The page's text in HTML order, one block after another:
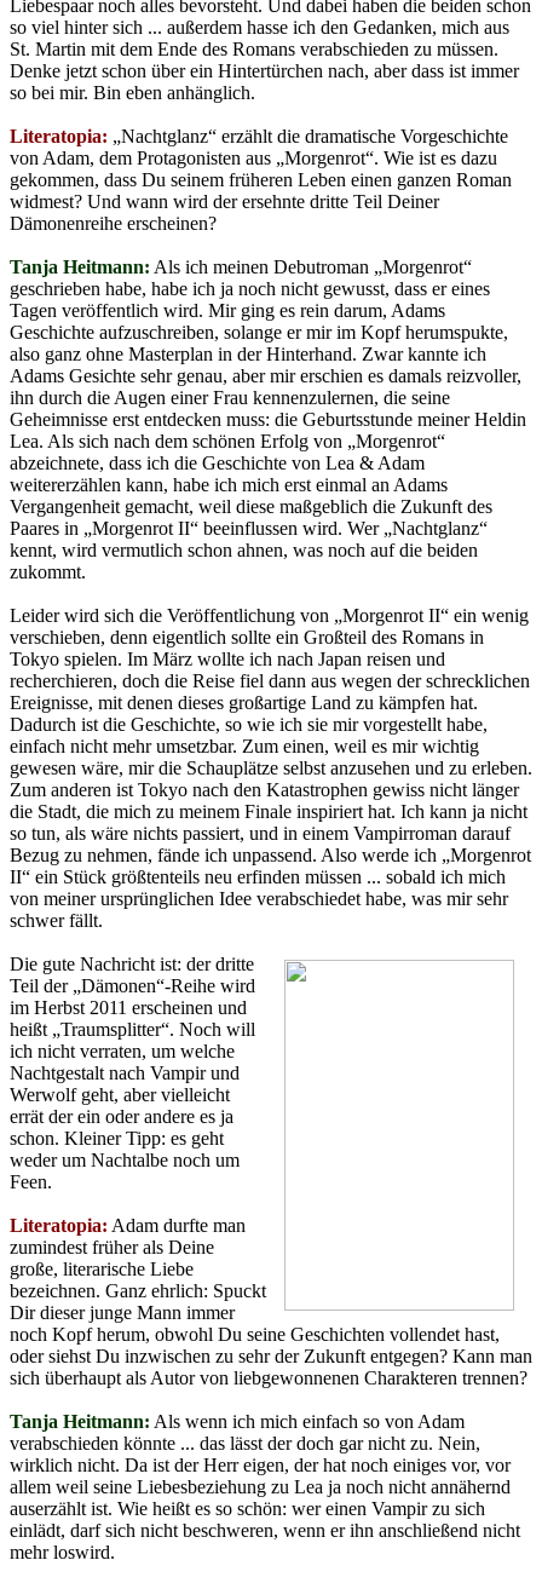
Liebespaar noch alles bevorsteht. Und dabei haben die beiden schon
so viel hinter sich ... außerdem hasse ich den Gedanken, mich aus
St. Martin mit dem Ende des Romans verabschieden zu müssen.
Denke jetzt schon über ein Hintertürchen nach, aber dass ist immer
so bei mir. Bin eben anhänglich.
Literatopia: „Nachtglanz“ erzählt die dramatische Vorgeschichte
von Adam, dem Protagonisten aus „Morgenrot“. Wie ist es dazu
gekommen, dass Du seinem früheren Leben einen ganzen Roman
widmest? Und wann wird der ersehnte dritte Teil Deiner
Dämonenreihe erscheinen?
Tanja Heitmann: Als ich meinen Debutroman „Morgenrot“
geschrieben habe, habe ich ja noch nicht gewusst, dass er eines
Tagen veröffentlich wird. Mir ging es rein darum, Adams
Geschichte aufzuschreiben, solange er mir im Kopf herumspukte,
also ganz ohne Masterplan in der Hinterhand. Zwar kannte ich
Adams Gesichte sehr genau, aber mir erschien es damals reizvoller,
ihn durch die Augen einer Frau kennenzulernen, die seine
Geheimnisse erst entdecken muss: die Geburtsstunde meiner Heldin
Lea. Als sich nach dem schönen Erfolg von „Morgenrot“
abzeichnete, dass ich die Geschichte von Lea & Adam
weitererzählen kann, habe ich mich erst einmal an Adams
Vergangenheit gemacht, weil diese maßgeblich die Zukunft des
Paares in „Morgenrot II“ beeinflussen wird. Wer „Nachtglanz“
kennt, wird vermutlich schon ahnen, was noch auf die beiden
zukommt.
Leider wird sich die Veröffentlichung von „Morgenrot II“ ein wenig
verschieben, denn eigentlich sollte ein Großteil des Romans in
Tokyo spielen. Im März wollte ich nach Japan reisen und
recherchieren, doch die Reise fiel dann aus wegen der schrecklichen
Ereignisse, mit denen dieses großartige Land zu kämpfen hat.
Dadurch ist die Geschichte, so wie ich sie mir vorgestellt habe,
einfach nicht mehr umsetzbar. Zum einen, weil es mir wichtig
gewesen wäre, mir die Schauplätze selbst anzusehen und zu erleben.
Zum anderen ist Tokyo nach den Katastrophen gewiss nicht länger
die Stadt, die mich zu meinem Finale inspiriert hat. Ich kann ja nicht
so tun, als wäre nichts passiert, und in einem Vampirroman darauf
Bezug zu nehmen, fände ich unpassend. Also werde ich „Morgenrot
II“ ein Stück größtenteils neu erfinden müssen ... sobald ich mich
von meiner ursprünglichen Idee verabschiedet habe, was mir sehr
schwer fällt.
Die gute Nachricht ist: der dritte
Teil der „Dämonen“-Reihe wird
im Herbst 2011 erscheinen und
heißt „Traumsplitter“. Noch will
ich nicht verraten, um welche
Nachtgestalt nach Vampir und
Werwolf geht, aber vielleicht
errät der ein oder andere es ja
schon. Kleiner Tipp: es geht
weder um Nachtalbe noch um
Feen.
Literatopia: Adam durfte man
zumindest früher als Deine
große, literarische Liebe
bezeichnen. Ganz ehrlich: Spuckt
Dir dieser junge Mann immer
noch Kopf herum, obwohl Du seine Geschichten vollendet hast,
oder siehst Du inzwischen zu sehr der Zukunft entgegen? Kann man
sich überhaupt als Autor von liebgewonnenen Charakteren trennen?
Tanja Heitmann: Als wenn ich mich einfach so von Adam
verabschieden könnte ... das lässt der doch gar nicht zu. Nein,
wirklich nicht. Da ist der Herr eigen, der hat noch einiges vor, vor
allem weil seine Liebesbeziehung zu Lea ja noch nicht annähernd
auserzählt ist. Wie heißt es so schön: wer einen Vampir zu sich
einlädt, darf sich nicht beschweren, wenn er ihn anschließend nicht
mehr loswird.